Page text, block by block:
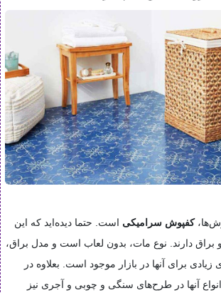
کفپوش سرامیکی است. حتما دیده‌اید که این
دارند. نوع مات، بدون لعاب است و مدل براق،
زیادی برای آنها در بازار موجود است. بعلاوه در
آنها در طرح‌های سنگی و چوبی و آجری نیز